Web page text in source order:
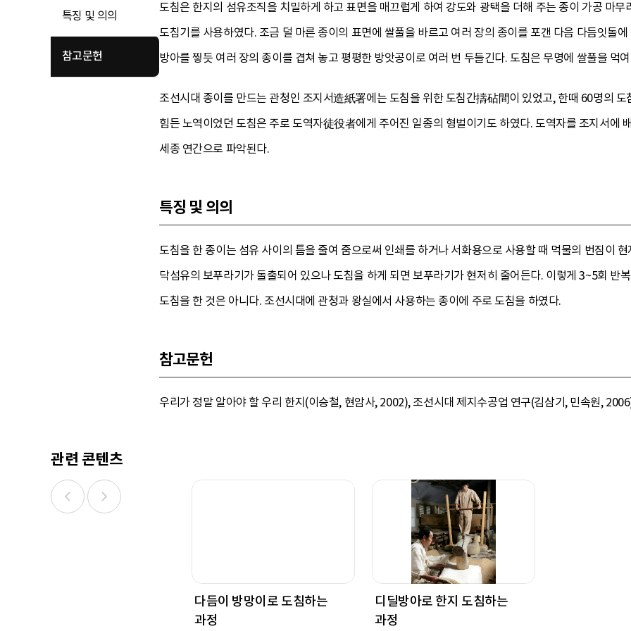
특징 및 의의
참고문헌
도침은 한지의 섬유조직을 치밀하게 하고 표면을 매끄럽게 하여 강도와 광택을 더해 주는 종이 가공 마
도침기를 사용하였다. 조금 덜 마른 종이의 표면에 쌀풀을 바르고 여러 장의 종이를 포갠 다음 다듬잇돌
방아를 찧듯 여러 장의 종이를 겹쳐 놓고 평평한 방앗공이로 여러 번 두들긴다. 도침은 무명에 쌀풀을 먹
조선시대 종이를 만드는 관청인 조지서造紙署에는 도침을 위한 도침간擣砧間이 있었고, 한때 60명의
힘든 노역이었던 도침은 주로 도역자徒役者에게 주어진 일종의 형벌이기도 하였다. 도역자를 조지서에
세종 연간으로 파악된다.
특징 및 의의
도침을 한 종이는 섬유 사이의 틈을 줄여 줌으로써 인쇄를 하거나 서화용으로 사용할 때 먹물의 번짐이
닥섬유의 보푸라기가 돌출되어 있으나 도침을 하게 되면 보푸라기가 현저히 줄어든다. 이렇게 3~5회 반
도침을 한 것은 아니다. 조선시대에 관청과 왕실에서 사용하는 종이에 주로 도침을 하였다.
참고문헌
우리가 정말 알아야 할 우리 한지(이승철, 현암사, 2002), 조선시대 제지수공업 연구(김삼기, 민속원,
관련 콘텐츠
다듬이 방망이로 도침하는
과정
디딜방아로 한지 도침하는
과정